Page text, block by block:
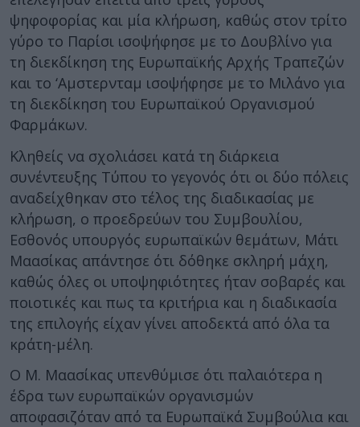
ψηφοφορίας και μία κλήρωση, καθώς στον τρίτο
γύρο το Παρίσι ισοψήφησε με το Δουβλίνο για
τη διεκδίκηση της Ευρωπαϊκής Αρχής Τραπεζών
και το ‘Αμστερνταμ ισοψήφησε με το Μιλάνο για
τη διεκδίκηση του Ευρωπαϊκού Οργανισμού
Φαρμάκων.
Κληθείς να σχολιάσει κατά τη διάρκεια
συνέντευξης Τύπου το γεγονός ότι οι δύο πόλεις
αναδείχθηκαν στο τέλος της διαδικασίας με
κλήρωση, ο προεδρεύων του Συμβουλίου,
Εσθονός υπουργός ευρωπαϊκών θεμάτων, Μάτι
Μαασίκας απάντησε ότι δόθηκε σκληρή μάχη,
καθώς όλες οι υποψηφιότητες ήταν σοβαρές και
ποιοτικές και πως τα κριτήρια και η διαδικασία
της επιλογής είχαν γίνει αποδεκτά από όλα τα
κράτη-μέλη.
Ο Μ. Μαασίκας υπενθύμισε ότι παλαιότερα η
έδρα των ευρωπαϊκών οργανισμών
αποφασιζόταν από τα Ευρωπαϊκά Συμβούλια και